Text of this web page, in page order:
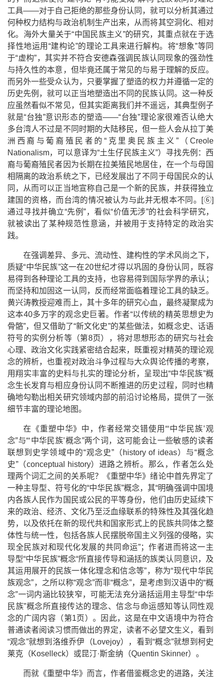
工具——对于自己拒绝的那些身份认同，就可以分析其通过
何种权力结构与政治机制生产出来，从而将其空洞化、相对
化。海外大量关于“中国民族主义”的研究，其重点就在于选
择性地运用 “建构论”的理论工具来进行解构。将“想象”等同
于“虚构”，其实并不符合安德森强调民族认同现象的强劲性
与持久性的本意，但毕竟还属于常见的与易于理解的反应。
而另外一些受众认为，只要掌握了塑造的权力并遵循一定的
历史先例，就可以正当地塑造出不同的民族认同。这一种反
应虽然看似不常见，但其实距离我们并不遥远，其典型例子
就是“台独”意识形态的塑造——“台独”理论家很难否认绝大
多台湾人不过是不同时期的大陆移民，但一些人会从拉丁美
洲西裔与葡裔殖民者的 “ 克里奥民族主义 ”（Creole
Nationalism，可以意译为“土生仔民族主义”）寻找先例：西
裔与葡裔殖民者因为长期在拉美殖民地居住，在一个与母国
相隔离的政治系统之下，已经发展出了不同于母国民众的认
同，从而可以正当地宣称自己是一个新的民族，并获得独立
建国的资格，而台湾的情况被认为与此并无根本不同。
[⑥]
通过寻找并确立“先例”，看似“价值无涉”的社会科学研究，
就被读出了某种规范性意涵，并被用于支持特定的政治实
践。
在强调差异、多元、流动性、建构性的学术风尚之下，
质疑“中华民族”这一在20世纪才得以巩固的身份认同，既容
易得到各种理论工具的支持，也容易得到国际学界的承认；
而坚持和加固这一认同，反而经常面临着理论工具的缺乏。
黄兴涛教授迎难而上，其十多年的研究心血，最终凝聚成为
这本40多万字的观念史巨著。作者“以传统的精英思想史为
骨骼”，但又借助了“新文化史”的某些做法，如概念史、话语
符号的实例分析等（第8页），将对思想形态的研究与社会
心理、政治文化实践紧密结合起来，既重视对精英的理论观
念的辨析，也重视对政治斗争过程与大众舆论传播的考察，
用翔实丰富的史料与扎实的理论分析，呈现出“中华民族”概
念生长发育与相应身份认同不断推进的历史过程，同时也精
确地勾勒出相关研究领域内部的前沿讨论格局，提供了一张
细节丰富的理论地图。
在《重塑中华》中，作者经常交错使用 “‘中华民族’观
念”与“‘中华民族’概念”两个词，这可能会让一些敏感的读者
联想到史学领域中的“观念史” （ history of ideas）与“概念
史”（conceptual history）进路之辨析。那么，作者怎么处
理两个词汇之间的关系呢？《重塑中华》绪论中首先界定了
一种主导型、符号化的“中华民族”概念，其“明确强调中国境
内各族人民作为国民或公民的平等身份，他们由历史延续下
来的政治、经济、文化乃至泛血缘联系的特殊性及其强化趋
势，以及依托在新的现代共和国家形式上的民族共同体之整
体性与统一性，包括各族人民摆脱帝国主义列强的侵略，实
现全民族对和现代化发展的共同命运”；作者进而将这一主
导型“中华民族”概念“所直接传导和涵括的族类认同意识，及
其运用展开的民族一体化理念和信念等”，称为“现代中华民
族观念”，之所以称“观念”而非“概念”，是考虑到汉语中的“概
念”一词内涵比较狭窄，可能无法充分涵括运用主导型“中华
民族”概念所直接传达的理念、信念与命运感知等认同性观
念的广阔内容（第1页）。因此，这是在中文语境中为符合
普通读者阅读习惯而做出的界定，读者不必望文生义，看到
“观念”就想到洛维乔伊（ Lovejoy），看到“概念”就想到柯史
莱克（Koselleck）或昆汀·斯金纳（Quentin Skinner）。
而就《重塑中华》而言，作者借鉴概念史的进路，关注